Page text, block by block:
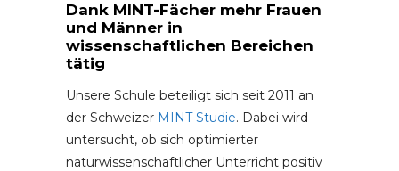
Dank MINT-Fächer mehr Frauen
und Männer in
wissenschaftlichen Bereichen
tätig
Unsere Schule beteiligt sich seit 2011 an
der Schweizer MINT Studie. Dabei wird
untersucht, ob sich optimierter
naturwissenschaftlicher Unterricht positiv